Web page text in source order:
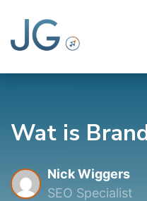
Wat is
Nick Wiggers
SEO Specialist